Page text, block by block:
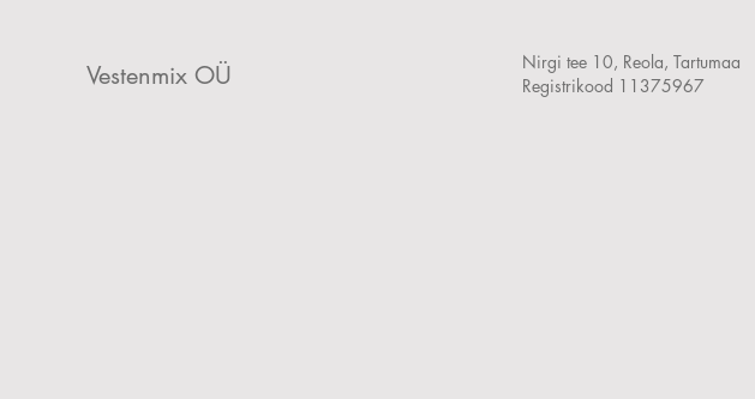
Vestenmix OÜ
Nirgi tee 10, Reola, Tartumaa
Registrikood 11375967